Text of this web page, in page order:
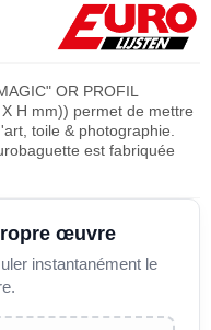
OR PROFIL
H mm)) permet de mettre
toile & photographie.
est fabriquée
œuvre
instantanément le